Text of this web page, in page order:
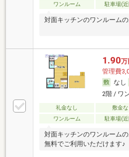
ワンルーム
駐車場(
対面キッチンのワンルーム
1.90万
管理費
なし
2階 / ワ
礼金なし 敷金な
ワンルーム
駐車場(
対面キッチンのワンルーム
無料でご利用いただけます♪